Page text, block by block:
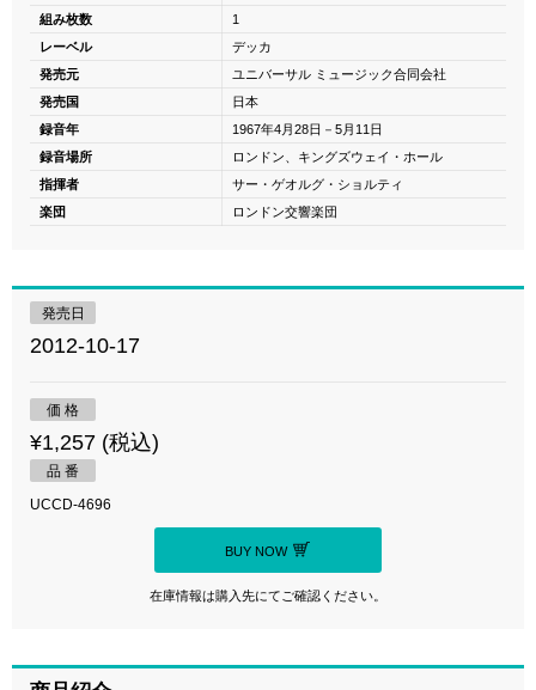
組み枚数
1
レーベル
デッカ
発売元
ユニバーサル ミュージック合同会社
発売国
日本
録音年
1967年4月28日－5月11日
録音場所
ロンドン、キングズウェイ・ホール
指揮者
サー・ゲオルグ・ショルティ
楽団
ロンドン交響楽団
発売日
2012-10-17
価 格
¥1,257 (税込)
品 番
UCCD-4696
BUY NOW
在庫情報は購入先にてご確認ください。